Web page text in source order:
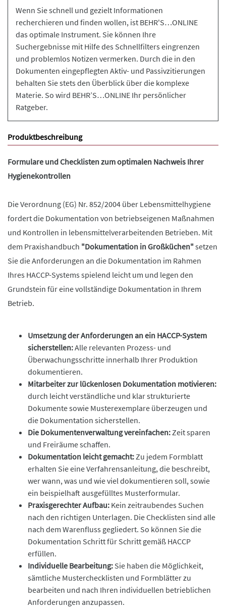
Wenn Sie schnell und gezielt Informationen
recherchieren und finden wollen, ist BEHR'S…ONLINE
das optimale Instrument. Sie können Ihre
Suchergebnisse mit Hilfe des Schnellfilters eingrenzen
und problemlos Notizen vermerken. Durch die in den
Dokumenten eingepflegten Aktiv- und Passivzitierungen
behalten Sie stets den Überblick über die komplexe
Materie. So wird BEHR’S…ONLINE Ihr persönlicher
Ratgeber.
Produktbeschreibung
Formulare und Checklisten zum optimalen Nachweis Ihrer
Hygienekontrollen
Die Verordnung (EG) Nr. 852/2004 über Lebensmittelhygiene
fordert die Dokumentation von betriebseigenen Maßnahmen
und Kontrollen in lebensmittelverarbeitenden Betrieben. Mit
dem Praxishandbuch "Dokumentation in Großküchen"setzen
Sie die Anforderungen an die Dokumentation im Rahmen
Ihres HACCP-Systems spielend leicht um und legen den
Grundstein für eine vollständige Dokumentation in Ihrem
Betrieb.
Umsetzung der Anforderungen an ein HACCP-System
sicherstellen:Alle relevanten Prozess- und
Überwachungsschritte innerhalb Ihrer Produktion
dokumentieren.
Mitarbeiter zur lückenlosen Dokumentation motivieren:
durch leicht verständliche und klar strukturierte
Dokumente sowie Musterexemplare überzeugen und
die Dokumentation sicherstellen.
Die Dokumentenverwaltung vereinfachen:Zeit sparen
und Freiräume schaffen.
Dokumentation leicht gemacht:Zu jedem Formblatt
erhalten Sie eine Verfahrensanleitung, die beschreibt,
wer wann, was und wie viel dokumentieren soll, sowie
ein beispielhaft ausgefülltes Musterformular.
Praxisgerechter Aufbau: Kein zeitraubendes Suchen
nach den richtigen Unterlagen. Die Checklisten sind alle
nach dem Warenfluss gegliedert. So können Sie die
Dokumentation Schritt für Schritt gemäß HACCP
erfüllen.
Individuelle Bearbeitung: Sie haben die Möglichkeit,
sämtliche Musterchecklisten und Formblätter zu
bearbeiten und nach Ihren individuellen betrieblichen
Anforderungen anzupassen.